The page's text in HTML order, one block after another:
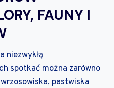
FAUNY I
niezwykłą
spotkać można zarówno
pastwiska